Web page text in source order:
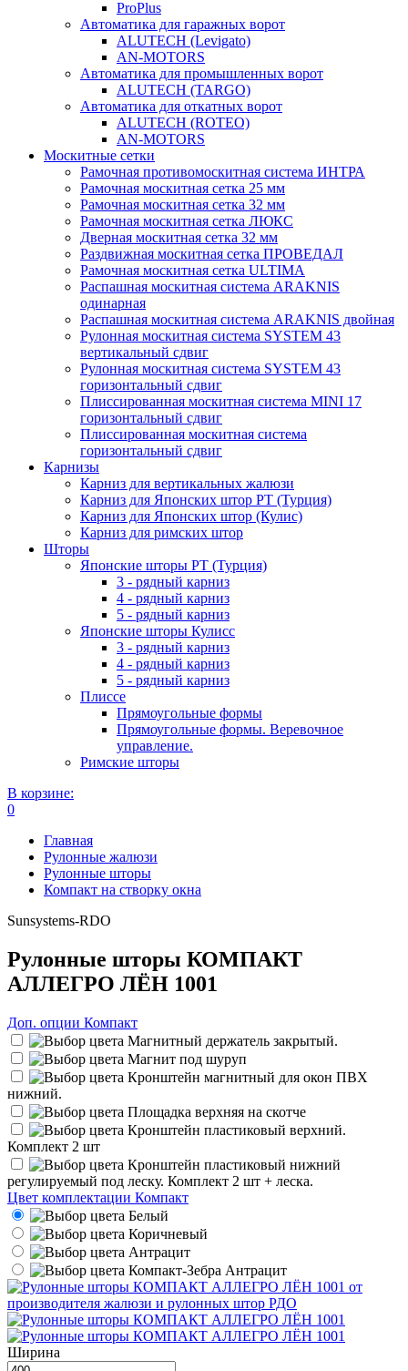
ProPlus
Автоматика для гаражных ворот
ALUTECH (Levigato)
AN-MOTORS
Автоматика для промышленных ворот
ALUTECH (TARGO)
Автоматика для откатных ворот
ALUTECH (ROTEO)
AN-MOTORS
Москитные сетки
Рамочная противомоскитная система ИНТРА
Рамочная москитная сетка 25 мм
Рамочная москитная сетка 32 мм
Рамочная москитная сетка ЛЮКС
Дверная москитная сетка 32 мм
Раздвижная москитная сетка ПРОВЕДАЛ
Рамочная москитная сетка ULTIMA
Распашная москитная система ARAKNIS
одинарная
Распашная москитная система ARAKNIS двойная
Рулонная москитная система SYSTEM 43
вертикальный сдвиг
Рулонная москитная система SYSTEM 43
горизонтальный сдвиг
Плиссированная москитная система MINI 17
горизонтальный сдвиг
Плиссированная москитная система
горизонтальный сдвиг
Карнизы
Карниз для вертикальных жалюзи
Карниз для Японских штор РТ (Турция)
Карниз для Японских штор (Кулис)
Карниз для римских штор
Шторы
Японские шторы РТ (Турция)
3 - рядный карниз
4 - рядный карниз
5 - рядный карниз
Японские шторы Кулисс
3 - рядный карниз
4 - рядный карниз
5 - рядный карниз
Плиссе
Прямоугольные формы
Прямоугольные формы. Веревочное
управление.
Римские шторы
В корзине:
0
Главная
Рулонные жалюзи
Рулонные шторы
Компакт на створку окна
Sunsystems-RDO
Рулонные шторы КОМПАКТ
АЛЛЕГРО ЛЁН 1001
Доп. опции Компакт
Магнитный держатель закрытый.
Магнит под шуруп
Кронштейн магнитный для окон ПВХ
нижний.
Площадка верхняя на скотче
Кронштейн пластиковый верхний.
Комплект 2 шт
Кронштейн пластиковый нижний
регулируемый под леску. Комплект 2 шт + леска.
Цвет комплектации Компакт
Белый
Коричневый
Антрацит
Компакт-Зебра Антрацит
Ширина